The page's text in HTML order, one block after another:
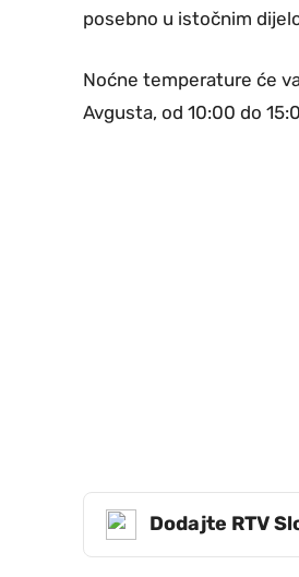
posebno u istočnim
Noćne temperature će
Avgusta, od 10:00 do
Dodajte RTV